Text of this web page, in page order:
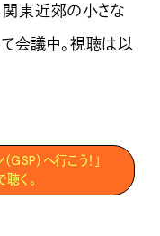
関東近郊の小さな
会議中。視聴は以
）へ行こう！」
く。